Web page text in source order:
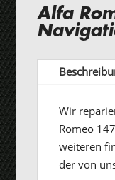
Alfa
Wir
Romeo
weiteren
der von